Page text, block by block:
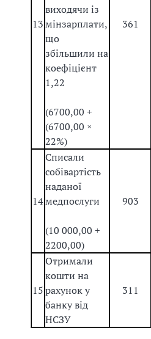
13
виходячи із
мінзарплати,
що
збільшили на
коефіцієнт
1,22
(6700,00 +
(6700,00 ×
22%)
361
14
Списали
собівартість
наданої
медпослуги
(10 000,00 +
2200,00)
903
15
Отримали
кошти на
рахунок у
банку від
НСЗУ
311